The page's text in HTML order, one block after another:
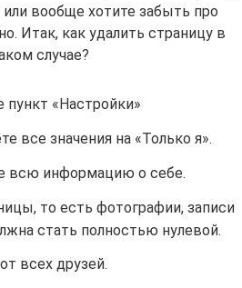
вообще хотите забыть про
Итак, как удалить страницу в
случае?
«Настройки»
все значения на «Только я».
всю информацию о себе.
то есть фотографии, записи
стать полностью нулевой.
всех друзей.